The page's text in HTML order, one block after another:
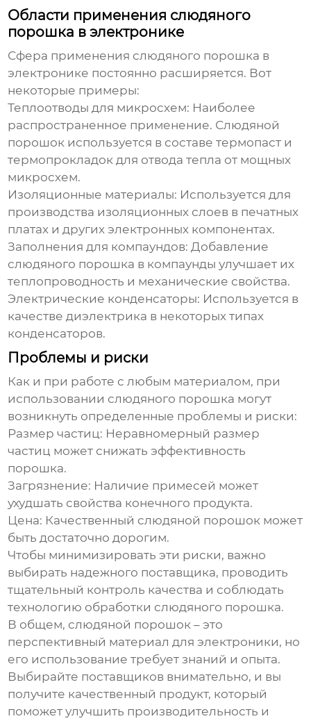
Области применения слюдяного
порошка в электронике
Сфера применения слюдяного порошка в
электронике постоянно расширяется. Вот
некоторые примеры:
Теплоотводы для микросхем: Наиболее
распространенное применение. Слюдяной
порошок используется в составе термопаст и
термопрокладок для отвода тепла от мощных
микросхем.
Изоляционные материалы: Используется для
производства изоляционных слоев в печатных
платах и других электронных компонентах.
Заполнения для компаундов: Добавление
слюдяного порошка в компаунды улучшает их
теплопроводность и механические свойства.
Электрические конденсаторы: Используется в
качестве диэлектрика в некоторых типах
конденсаторов.
Проблемы и риски
Как и при работе с любым материалом, при
использовании слюдяного порошка могут
возникнуть определенные проблемы и риски:
Размер частиц: Неравномерный размер
частиц может снижать эффективность
порошка.
Загрязнение: Наличие примесей может
ухудшать свойства конечного продукта.
Цена: Качественный слюдяной порошок может
быть достаточно дорогим.
Чтобы минимизировать эти риски, важно
выбирать надежного поставщика, проводить
тщательный контроль качества и соблюдать
технологию обработки слюдяного порошка.
В общем, слюдяной порошок – это
перспективный материал для электроники, но
его использование требует знаний и опыта.
Выбирайте поставщиков внимательно, и вы
получите качественный продукт, который
поможет улучшить производительность и